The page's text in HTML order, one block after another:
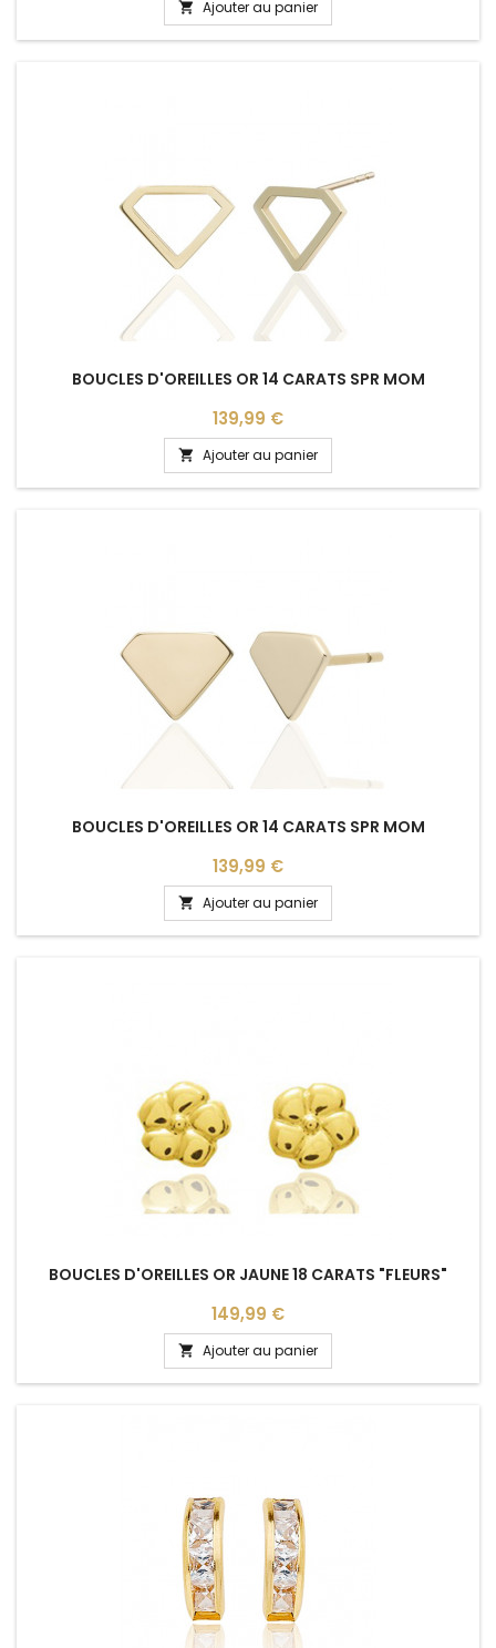
 Ajouter au panier
BOUCLES D'OREILLES OR 14 CARATS SPR MOM
Prix
139,99 €
 Ajouter au panier
BOUCLES D'OREILLES OR 14 CARATS SPR MOM
Prix
139,99 €
 Ajouter au panier
BOUCLES D'OREILLES OR JAUNE 18 CARATS "FLEURS"
Prix
149,99 €
 Ajouter au panier